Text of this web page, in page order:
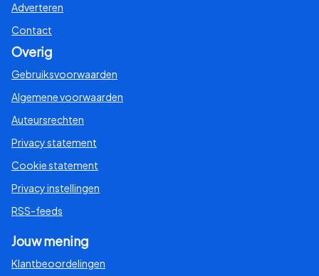
Adverteren
Contact
Overig
Gebruiksvoorwaarden
Algemene voorwaarden
Auteursrechten
Privacy statement
Cookie statement
Privacy instellingen
RSS-feeds
Jouw mening
Klantbeoordelingen